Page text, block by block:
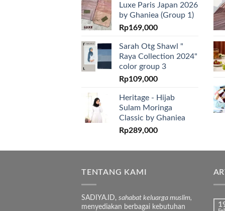
Luxe Paris Japan 2026
by Ghaniea (Group 1)
Rp169,000
Sarah Otg Shawl "
Raya Collection 2024"
color group 3
Rp109,000
Heritage - Hijab
Sulam Moringa
Classic by Ghaniea
Rp289,000
TENTANG KAMI
SADIYA.ID, sahabat keluarga muslim,
menyediakan berbagai kebutuhan